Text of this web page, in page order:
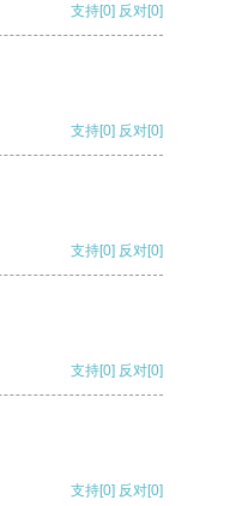
支持[0] 反对[0]
支持[0] 反对[0]
支持[0] 反对[0]
支持[0] 反对[0]
支持[0] 反对[0]